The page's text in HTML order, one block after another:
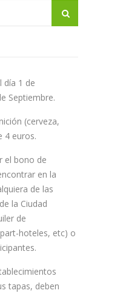
día 1 de
Septiembre.
(cerveza,
4 euros.
el bono de
en la
de las
la Ciudad
de
hoteles, etc) o
tapas, deben